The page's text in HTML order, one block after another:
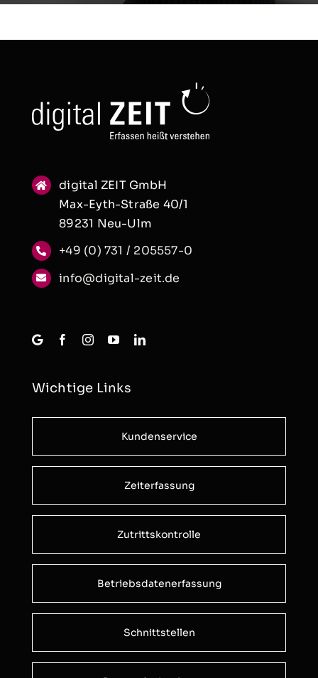
digital ZEIT GmbH
Max-Eyth-Straße 40/1
89231 Neu-Ulm
+49 (0) 731 / 205557-0
info@digital-zeit.de
Wichtige Links
Kundenservice
Zeiterfassung
Zutrittskontrolle
Betriebsdatenerfassung
Schnittstellen